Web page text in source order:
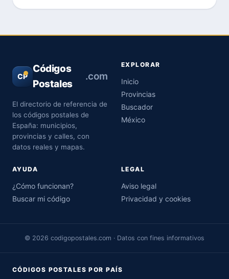
CP
Códigos
Postales
.com
El directorio de referencia de
los códigos postales de
España: municipios,
provincias y calles, con
datos reales y mapas.
EXPLORAR
Inicio
Provincias
Buscador
México
AYUDA
¿Cómo funcionan?
Buscar mi código
LEGAL
Aviso legal
Privacidad y cookies
© 2026 codigopostales.com · Datos con fines informativos
CÓDIGOS POSTALES POR PAÍS